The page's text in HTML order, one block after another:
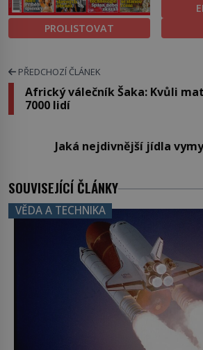
PROLISTOVAT
PŘEDCHOZÍ ČLÁNEK
Africký válečník Šaka: Kvůli
7000 lidí
Jaká nejdivnější jídla
SOUVISEJÍCÍ ČLÁNKY
VĚDA A TECHNIKA